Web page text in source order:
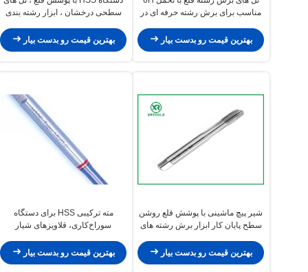
مناسب برای برش رشته حرفه ای در
بهترین قیمت رو بدست بیار
سطحی درخشان ، ابزار رشته بندی
صنعتی
بهترین قیمت رو بدست بیار
شیر پیچ ماشینی با پوشش قلع روشن
سطح پایان کار ابزار برش رشته های
فلزکاری
بهترین قیمت رو بدست بیار
مته ترکیبی HSS برای دستگاه
سوراخ‌کاری، قلاویزهای شیار
رزوه زنی طراحی شده برای رزوه
های یکنواخت
بهترین قیمت رو بدست بیار